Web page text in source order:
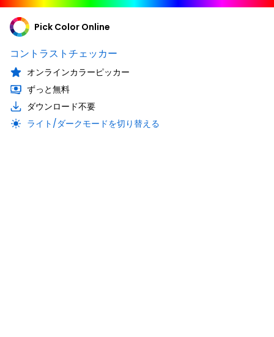
Pick Color Online
コントラストチェッカー
オンラインカラーピッカー
ずっと無料
ダウンロード不要
ライト/ダークモードを切り替える